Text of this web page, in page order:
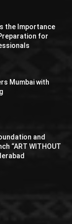
the Importance
for
Mumbai with
and
“ART WITHOUT